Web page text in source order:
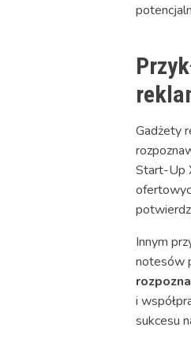
Gadżety
Start-Up
Innym
notesów
i
sukcesu